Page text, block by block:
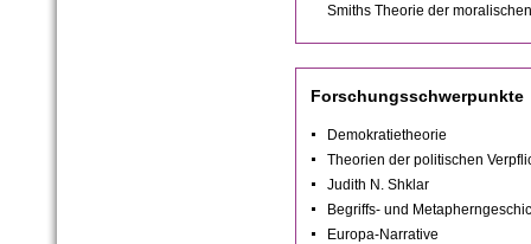
Smiths Theorie der
Forschungsschwerpunkte
Demokratietheorie
Theorien der politischen
Judith N. Shklar
Begriffs- und
Europa-Narrative